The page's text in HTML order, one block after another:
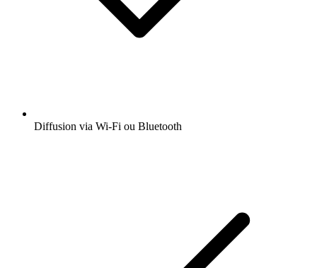
Diffusion via Wi-Fi ou Bluetooth